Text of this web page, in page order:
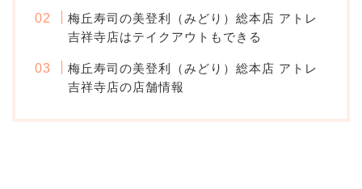
梅丘寿司の美登利（みどり）総本店 アトレ
吉祥寺店はテイクアウトもできる
梅丘寿司の美登利（みどり）総本店 アトレ
吉祥寺店の店舗情報